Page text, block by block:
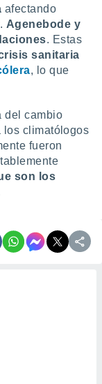
afectando
Agenebode y
. Estas
sanitaria
, lo que
del cambio
los climatólogos
fueron
son los